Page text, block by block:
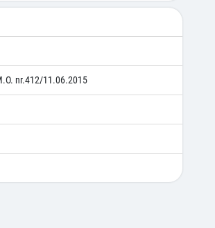
nr.412/11.06.2015